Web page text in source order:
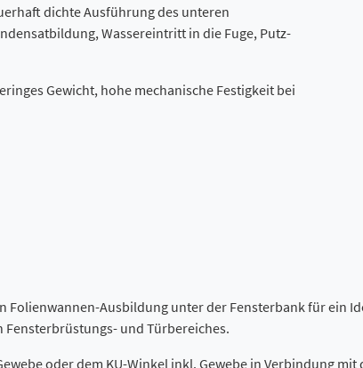
dichte Ausführung des unteren
Wassereintritt in die Fuge, Putz-
Gewicht, hohe mechanische Festigkeit bei
Ausbildung unter der Fensterbank für ein
Fensterbrüstungs- und Türbereiches.
oder dem KU-Winkel inkl. Gewebe in Verbindung